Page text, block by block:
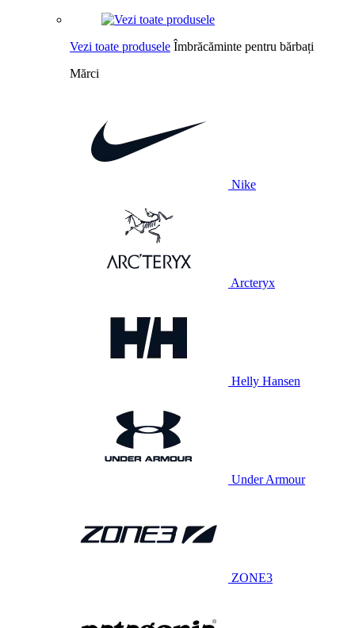
Vezi toate produsele Îmbrăcăminte pentru bărbați
Mărci
Nike
Arcteryx
Helly Hansen
Under Armour
ZONE3